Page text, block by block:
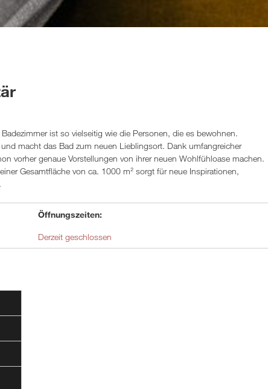
ist so vielseitig wie die Personen, die es bewohnen.
macht das Bad zum neuen Lieblingsort. Dank umfangreicher
vorher genaue Vorstellungen von ihrer neuen Wohlfühloase machen.
Gesamtfläche von ca. 1000 m² sorgt für neue Inspirationen,
Öffnungszeiten:
Derzeit geschlossen